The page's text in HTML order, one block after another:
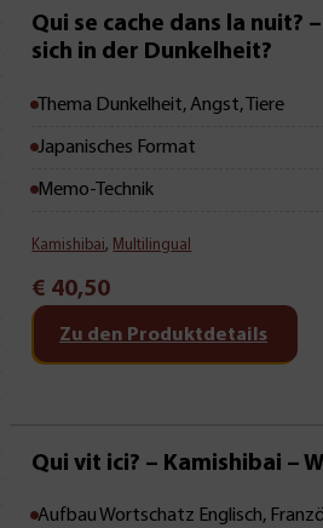
Qui se cache dans la nuit?
sich in der Dunkelheit?
Thema Dunkelheit, Angst, Tiere
Japanisches Format
Memo-Technik
Kamishibai, Multilingual
€ 40,50
Zu den Produktdetails
Qui vit ici? – Kamishibai –
Aufbau Wortschatz Englisch,